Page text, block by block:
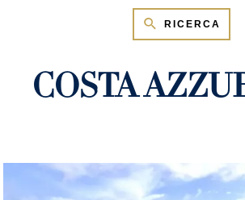
RICERCA
COSTA